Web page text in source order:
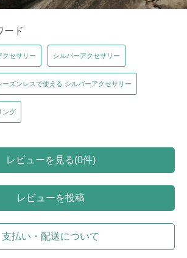
ード
クセサリー シルバーアクセサリー
ーズンレスで使える シルバーアクセサリー
ング
レビューを見る(0件)
レビューを投稿
支払い・配送について